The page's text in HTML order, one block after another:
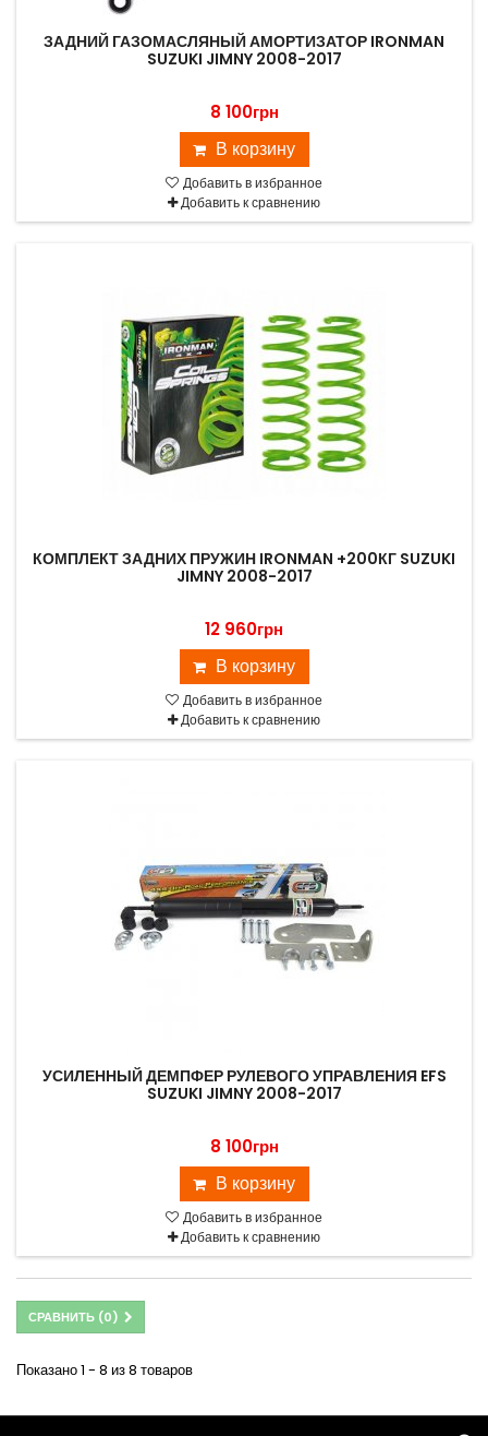
ЗАДНИЙ ГАЗОМАСЛЯНЫЙ АМОРТИЗАТОР IRONMAN
SUZUKI JIMNY 2008-2017
8 100грн
В корзину
Добавить в избранное
Добавить к сравнению
КОМПЛЕКТ ЗАДНИХ ПРУЖИН IRONMAN +200КГ SUZUKI
JIMNY 2008-2017
12 960грн
В корзину
Добавить в избранное
Добавить к сравнению
УСИЛЕННЫЙ ДЕМПФЕР РУЛЕВОГО УПРАВЛЕНИЯ EFS
SUZUKI JIMNY 2008-2017
8 100грн
В корзину
Добавить в избранное
Добавить к сравнению
СРАВНИТЬ (0)
Показано 1 - 8 из 8 товаров